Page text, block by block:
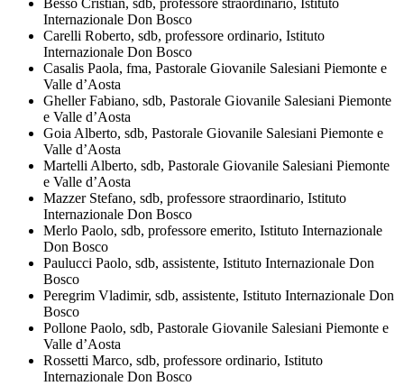
Internazionale Don Bosco
Carelli Roberto, sdb, professore ordinario, Istituto
Internazionale Don Bosco
Casalis Paola, fma, Pastorale Giovanile Salesiani Piemonte e
Valle d’Aosta
Gheller Fabiano, sdb, Pastorale Giovanile Salesiani Piemonte
e Valle d’Aosta
Goia Alberto, sdb, Pastorale Giovanile Salesiani Piemonte e
Valle d’Aosta
Martelli Alberto, sdb, Pastorale Giovanile Salesiani Piemonte
e Valle d’Aosta
Mazzer Stefano, sdb, professore straordinario, Istituto
Internazionale Don Bosco
Merlo Paolo, sdb, professore emerito, Istituto Internazionale
Don Bosco
Paulucci Paolo, sdb, assistente, Istituto Internazionale Don
Bosco
Peregrim Vladimir, sdb, assistente, Istituto Internazionale Don
Bosco
Pollone Paolo, sdb, Pastorale Giovanile Salesiani Piemonte e
Valle d’Aosta
Rossetti Marco, sdb, professore ordinario, Istituto
Internazionale Don Bosco